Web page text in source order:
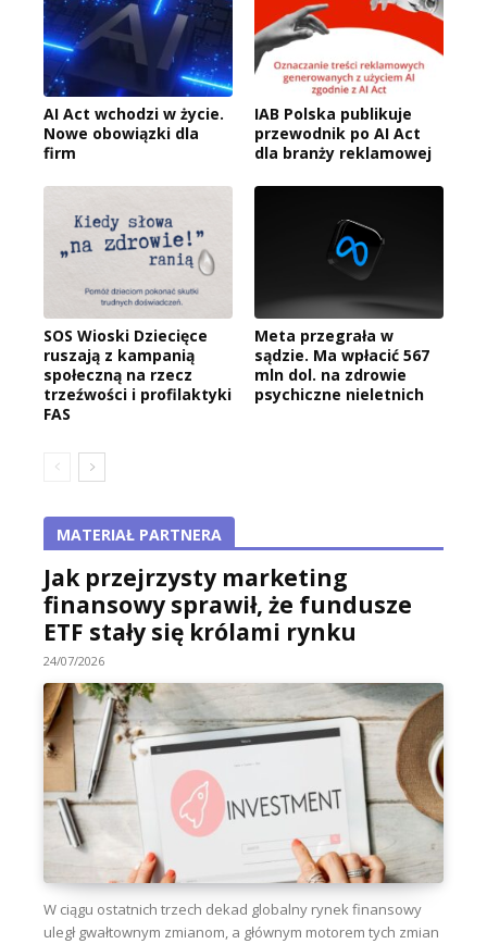
AI Act wchodzi w życie.
Nowe obowiązki dla
firm
IAB Polska publikuje
przewodnik po AI Act
dla branży reklamowej
SOS Wioski Dziecięce
ruszają z kampanią
społeczną na rzecz
trzeźwości i profilaktyki
FAS
Meta przegrała w
sądzie. Ma wpłacić 567
mln dol. na zdrowie
psychiczne nieletnich
MATERIAŁ PARTNERA
Jak przejrzysty marketing
finansowy sprawił, że fundusze
ETF stały się królami rynku
24/07/2026
W ciągu ostatnich trzech dekad globalny rynek finansowy
uległ gwałtownym zmianom, a głównym motorem tych zmian